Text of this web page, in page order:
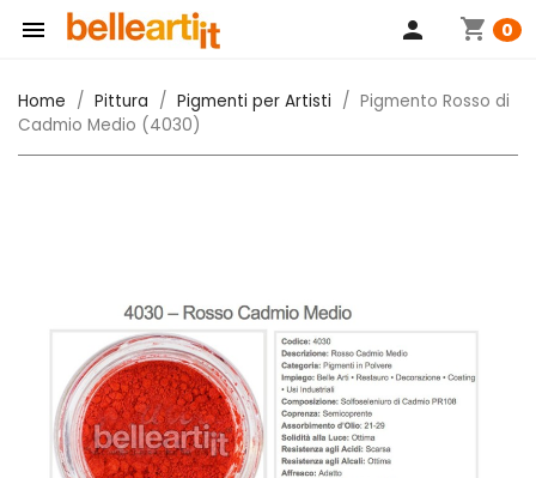
 shopping_cart 0
person
Home Pittura Pigmenti per Artisti
Pigmento Rosso di
Cadmio Medio (4030)